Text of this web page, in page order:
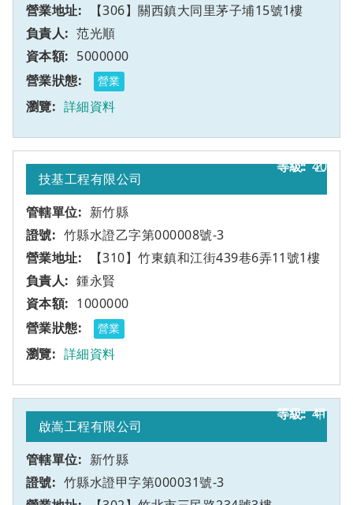
【306】關西鎮大同里茅子埔15號1樓
范光順
5000000
營業
詳細資料
40
技基工程有限公司
新竹縣
竹縣水證乙字第000008號-3
【310】竹東鎮和江街439巷6弄11號1樓
乙
鍾永賢
1000000
營業
詳細資料
41
啟嵩工程有限公司
新竹縣
竹縣水證甲字第000031號-3
甲